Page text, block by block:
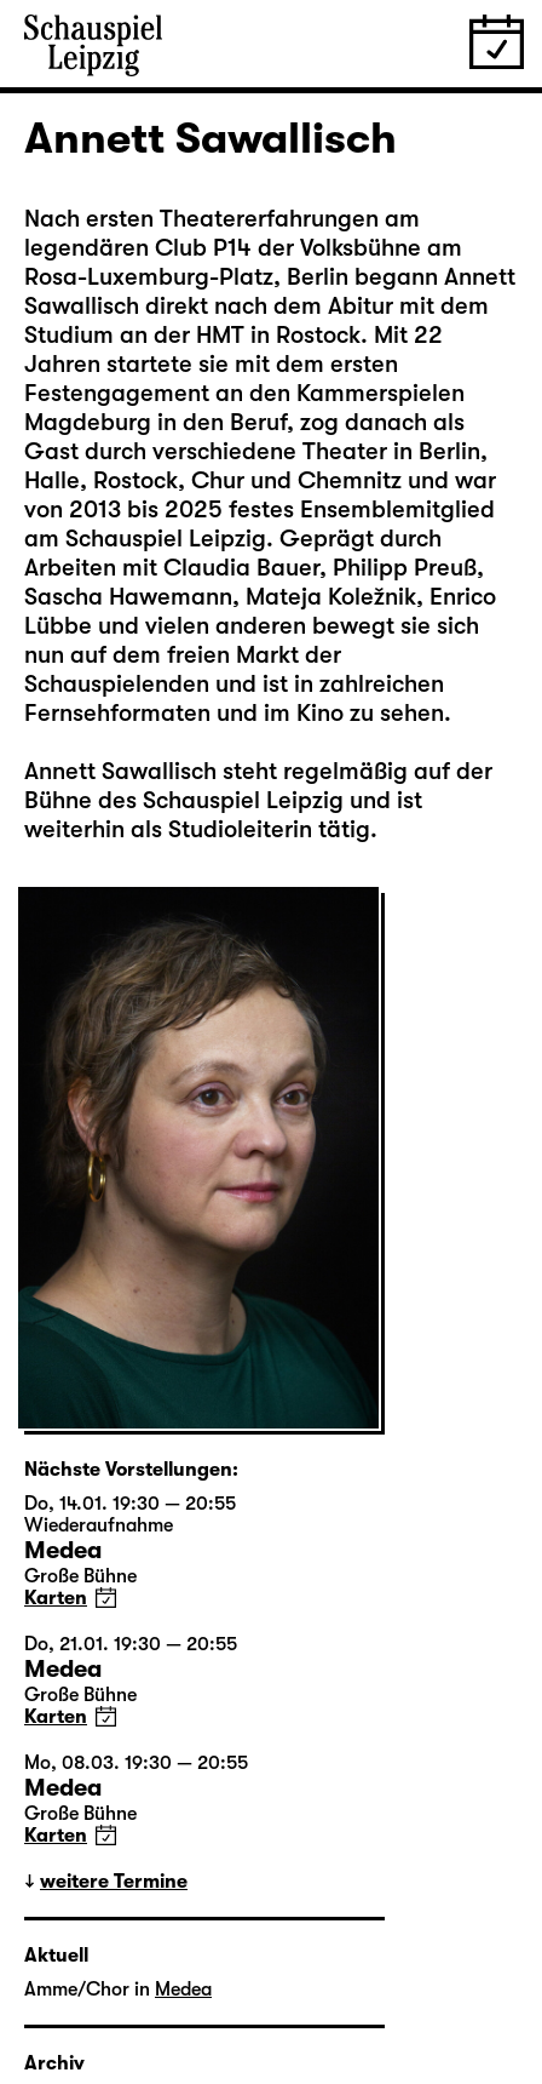
Annett Sawallisch
Nach ersten Theatererfahrungen am
legendären Club P14 der Volksbühne am
Rosa-Luxemburg-Platz, Berlin begann Annett
Sawallisch direkt nach dem Abitur mit dem
Studium an der HMT in Rostock. Mit 22
Jahren startete sie mit dem ersten
Festengagement an den Kammerspielen
Magdeburg in den Beruf, zog danach als
Gast durch verschiedene Theater in Berlin,
Halle, Rostock, Chur und Chemnitz und war
von 2013 bis 2025 festes Ensemblemitglied
am Schauspiel Leipzig. Geprägt durch
Arbeiten mit Claudia Bauer, Philipp Preuß,
Sascha Hawemann, Mateja Koležnik, Enrico
Lübbe und vielen anderen bewegt sie sich
nun auf dem freien Markt der
Schauspielenden und ist in zahlreichen
Fernsehformaten und im Kino zu sehen.
Annett Sawallisch steht regelmäßig auf der
Bühne des Schauspiel Leipzig und ist
weiterhin als Studioleiterin tätig.
Nächste Vorstellungen:
Do, 14.01. 19:30 — 20:55
Wiederaufnahme
Medea
Große Bühne
Karten
Do, 21.01. 19:30 — 20:55
Medea
Große Bühne
Karten
Mo, 08.03. 19:30 — 20:55
Medea
Große Bühne
Karten
weitere Termine
Aktuell
Amme/Chor in Medea
Archiv